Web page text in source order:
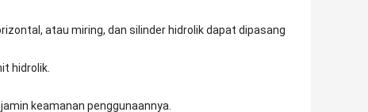
atau miring, dan silinder hidrolik dapat dipasang
hidrolik.
keamanan penggunaannya.